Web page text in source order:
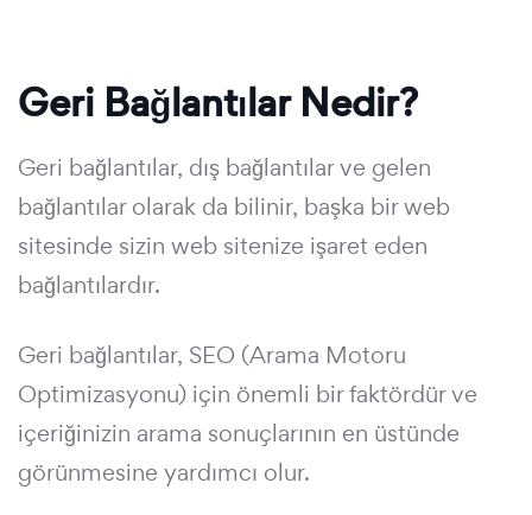
Geri Bağlantılar Nedir?
Geri bağlantılar, dış bağlantılar ve gelen
bağlantılar olarak da bilinir, başka bir web
sitesinde sizin web sitenize işaret eden
bağlantılardır.
Geri bağlantılar, SEO (Arama Motoru
Optimizasyonu) için önemli bir faktördür ve
içeriğinizin arama sonuçlarının en üstünde
görünmesine yardımcı olur.